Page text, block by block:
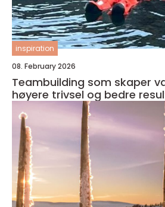
inspiration
08. February 2026
Teambuilding som skaper
høyere trivsel og bedre